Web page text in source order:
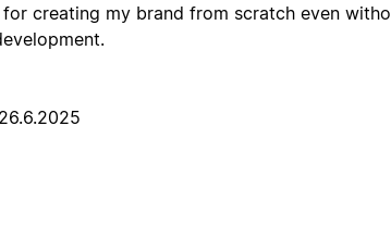
creating my brand from scratch even
26.6.2025